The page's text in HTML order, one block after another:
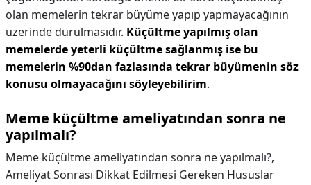
olan memelerin tekrar büyüme yapıp yapmayacağının
üzerinde durulmasıdır. Küçültme yapılmış olan
memelerde yeterli küçültme sağlanmış ise bu
memelerin %90dan fazlasında tekrar büyümenin söz
konusu olmayacağını söyleyebilirim.
Meme küçültme ameliyatından sonra ne
yapılmalı?
Meme küçültme ameliyatından sonra ne yapılmalı?,
Ameliyat Sonrası Dikkat Edilmesi Gereken Hususlar